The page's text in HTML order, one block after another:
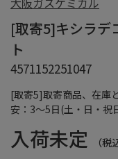
[取寄5]取寄商品、在庫
安：3～5日(土・日・祝
[取寄5]キシラデ
ト
4571152251047
入荷未定 （税